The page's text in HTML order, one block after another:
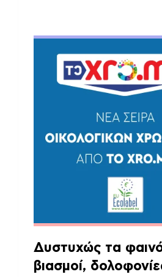
Δυστυχώς τα
βιασμοί,